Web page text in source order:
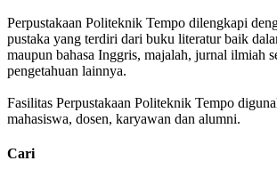
Perpustakaan Politeknik Tempo dilengkapi
pustaka yang terdiri dari buku literatur baik
maupun bahasa Inggris, majalah, jurnal ilmiah
pengetahuan lainnya.
Fasilitas Perpustakaan Politeknik Tempo
mahasiswa, dosen, karyawan dan alumni.
Cari